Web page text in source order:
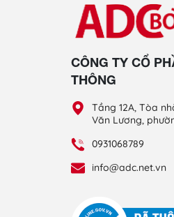
CÔNG TY CỔ
THÔNG
Tầng 12A, Tòa
Văn Lương,
0931068789
info@adc.net.vn